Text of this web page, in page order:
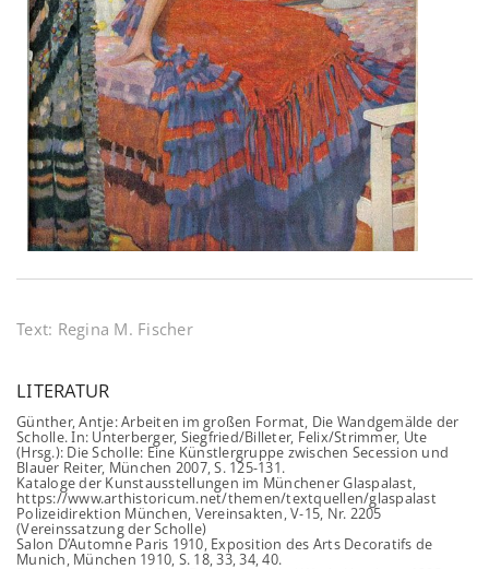
Text: Regina M. Fischer
LITERATUR
Günther, Antje: Arbeiten im großen Format, Die Wandgemälde der
Scholle. In: Unterberger, Siegfried/Billeter, Felix/Strimmer, Ute
(Hrsg.): Die Scholle: Eine Künstlergruppe zwischen Secession und
Blauer Reiter, München 2007, S. 125-131.
Kataloge der Kunstausstellungen im Münchener Glaspalast,
https://www.arthistoricum.net/themen/textquellen/glaspalast
Polizeidirektion München, Vereinsakten, V-15, Nr. 2205
(Vereinssatzung der Scholle)
Salon D’Automne Paris 1910, Exposition des Arts Decoratifs de
Munich, München 1910, S. 18, 33, 34, 40.